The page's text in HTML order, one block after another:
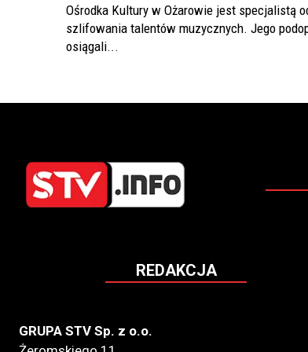
Ośrodka Kultury w Ożarowie jest specjalistą
szlifowania talentów muzycznych. Jego
osiągali...
REDAKCJA
GRUPA STV Sp. z o.o.